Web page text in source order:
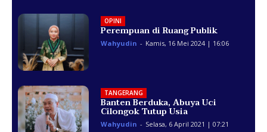
OPINI
Perempuan di Ruang Publik
Wahyudin - Kamis, 16 Mei 2024 | 16:06
TANGERANG
Banten Berduka, Abuya Uci
Cilongok Tutup Usia
Wahyudin - Selasa, 6 April 2021 | 07:21